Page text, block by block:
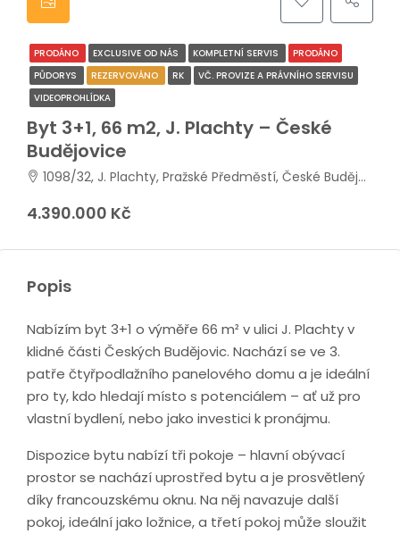
PRODÁNO EXCLUSIVE OD NÁS KOMPLETNÍ SERVIS
PRODÁNO
PŮDORYS
REZERVOVÁNO RK
VČ. PROVIZE A PRÁVNÍHO SERVISU
VIDEOPROHLÍDKA
Byt 3+1, 66 m2, J. Plachty – České
Budějovice
1098/32, J. Plachty, Pražské Předměstí, České Budějovice 3, České Budějovice, okres České Budějovice, Jihočeský kraj, Jihozápad, 370 04, Česko
4.390.000 Kč
Popis
Nabízím byt 3+1 o výměře 66 m² v ulici J. Plachty v
klidné části Českých Budějovic. Nachází se ve 3.
patře čtyřpodlažního panelového domu a je ideální
pro ty, kdo hledají místo s potenciálem – ať už pro
vlastní bydlení, nebo jako investici k pronájmu.
Dispozice bytu nabízí tři pokoje – hlavní obývací
prostor se nachází uprostřed bytu a je prosvětlený
díky francouzskému oknu. Na něj navazuje další
pokoj, ideální jako ložnice, a třetí pokoj může sloužit